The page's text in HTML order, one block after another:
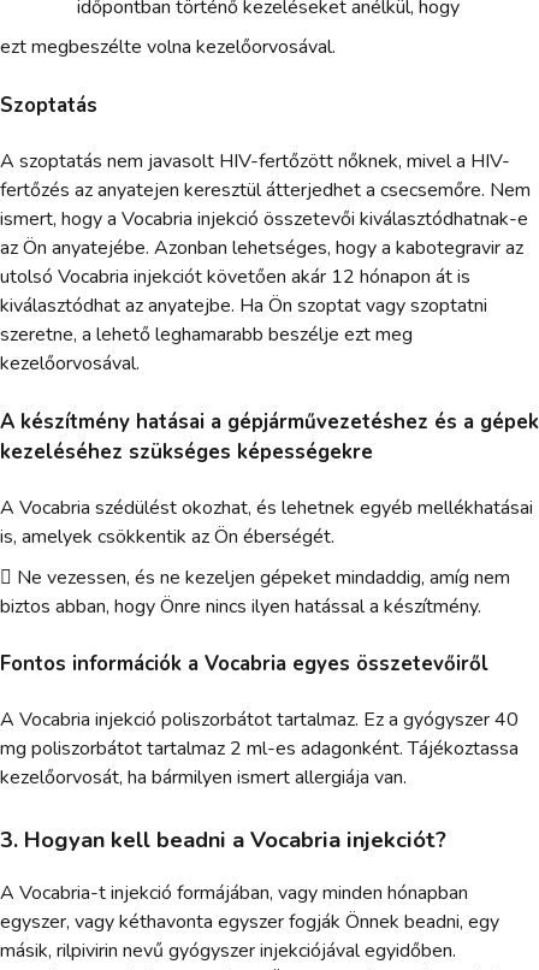
időpontban történő kezeléseket anélkül, hogy
ezt megbeszélte volna kezelőorvosával.
Szoptatás
A szoptatás nem javasolt HIV-fertőzött nőknek, mivel a HIV-
fertőzés az anyatejen keresztül átterjedhet a csecsemőre. Nem
ismert, hogy a Vocabria injekció összetevői kiválasztódhatnak-e
az Ön anyatejébe. Azonban lehetséges, hogy a kabotegravir az
utolsó Vocabria injekciót követően akár 12 hónapon át is
kiválasztódhat az anyatejbe. Ha Ön szoptat vagy szoptatni
szeretne, a lehető leghamarabb beszélje ezt meg
kezelőorvosával.
A készítmény hatásai a gépjárművezetéshez és a gépek
kezeléséhez szükséges képességekre
A Vocabria szédülést okozhat, és lehetnek egyéb mellékhatásai
is, amelyek csökkentik az Ön éberségét.
 Ne vezessen, és ne kezeljen gépeket mindaddig, amíg nem
biztos abban, hogy Önre nincs ilyen hatással a készítmény.
Fontos információk a Vocabria egyes összetevőiről
A Vocabria injekció poliszorbátot tartalmaz. Ez a gyógyszer 40
mg poliszorbátot tartalmaz 2 ml-es adagonként. Tájékoztassa
kezelőorvosát, ha bármilyen ismert allergiája van.
3. Hogyan kell beadni a Vocabria injekciót?
A Vocabria-t injekció formájában, vagy minden hónapban
egyszer, vagy kéthavonta egyszer fogják Önnek beadni, egy
másik, rilpivirin nevű gyógyszer injekciójával egyidőben.